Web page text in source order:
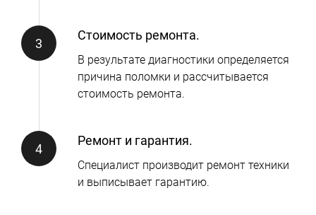
Стоимость ремонта.
В результате диагностики определяется
причина поломки и рассчитывается
стоимость ремонта.
Ремонт и гарантия.
Специалист производит ремонт техники
и выписывает гарантию.